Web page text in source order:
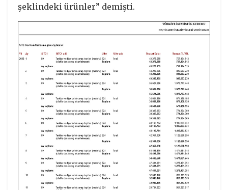
şeklindeki ürünler” demişti.